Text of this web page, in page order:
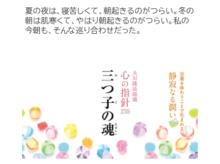
夏の夜は、寝苦しくて、朝起きるのがつらい。冬の
朝は肌寒くて、やはり朝起きるのがつらい。私の
今朝も、そんな巡り合わせだった。